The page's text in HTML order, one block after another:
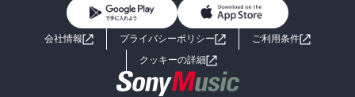
ライトノベル 男子向けラノベ
小説
海外小説
よくあるご質問 お問い合わせ
会社情報 プライバシーポリシー
ご利用条件
クッキーの詳細